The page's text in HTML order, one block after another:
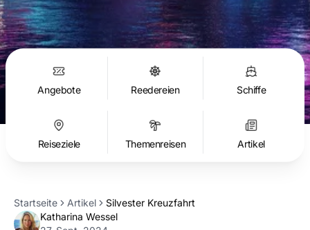
Angebote Reedereien Schiffe
Reiseziele Themenreisen Artikel
Startseite Artikel Silvester Kreuzfahrt
KW
Katharina Wessel